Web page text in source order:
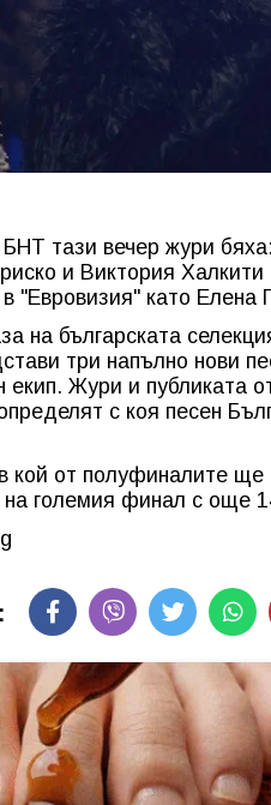
БНТ тази вечер жури
и Виктория Халкити
"Евровизия" като
на българската
три напълно нови
екип. Жури и публиката
с коя песен
кой от полуфиналите
големия финал с още